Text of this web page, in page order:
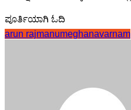
ಪೂರ್ತಿಯಾಗಿ ಓದಿ
arun rajmanumeghanavarnam